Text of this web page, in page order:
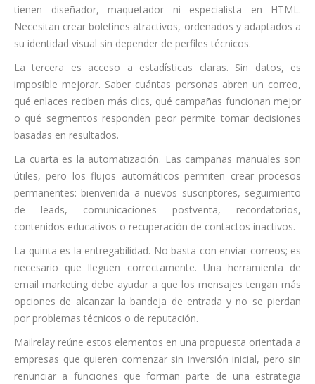
tienen diseñador, maquetador ni especialista en HTML.
Necesitan crear boletines atractivos, ordenados y adaptados a
su identidad visual sin depender de perfiles técnicos.
La tercera es acceso a estadísticas claras. Sin datos, es
imposible mejorar. Saber cuántas personas abren un correo,
qué enlaces reciben más clics, qué campañas funcionan mejor
o qué segmentos responden peor permite tomar decisiones
basadas en resultados.
La cuarta es la automatización. Las campañas manuales son
útiles, pero los flujos automáticos permiten crear procesos
permanentes: bienvenida a nuevos suscriptores, seguimiento
de leads, comunicaciones postventa, recordatorios,
contenidos educativos o recuperación de contactos inactivos.
La quinta es la entregabilidad. No basta con enviar correos; es
necesario que lleguen correctamente. Una herramienta de
email marketing debe ayudar a que los mensajes tengan más
opciones de alcanzar la bandeja de entrada y no se pierdan
por problemas técnicos o de reputación.
Mailrelay reúne estos elementos en una propuesta orientada a
empresas que quieren comenzar sin inversión inicial, pero sin
renunciar a funciones que forman parte de una estrategia